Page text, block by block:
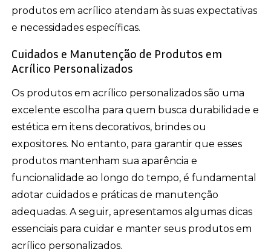
produtos em acrílico atendam às suas expectativas
e necessidades específicas.
Cuidados e Manutenção de Produtos em
Acrílico Personalizados
Os produtos em acrílico personalizados são uma
excelente escolha para quem busca durabilidade e
estética em itens decorativos, brindes ou
expositores. No entanto, para garantir que esses
produtos mantenham sua aparência e
funcionalidade ao longo do tempo, é fundamental
adotar cuidados e práticas de manutenção
adequadas. A seguir, apresentamos algumas dicas
essenciais para cuidar e manter seus produtos em
acrílico personalizados.